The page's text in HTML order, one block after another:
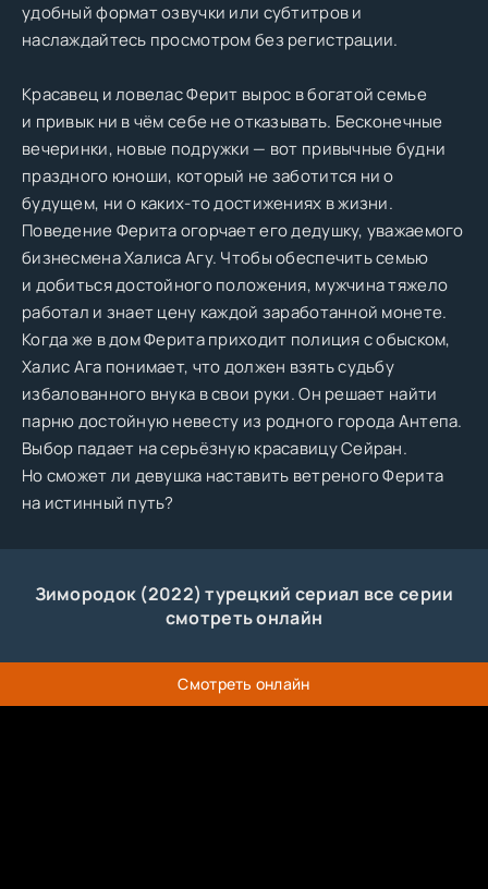
удобный формат озвучки или субтитров и
наслаждайтесь просмотром без регистрации.
Красавец и ловелас Ферит вырос в богатой семье
и привык ни в чём себе не отказывать. Бесконечные
вечеринки, новые подружки — вот привычные будни
праздного юноши, который не заботится ни о
будущем, ни о каких-то достижениях в жизни.
Поведение Ферита огорчает его дедушку, уважаемого
бизнесмена Халиса Агу. Чтобы обеспечить семью
и добиться достойного положения, мужчина тяжело
работал и знает цену каждой заработанной монете.
Когда же в дом Ферита приходит полиция с обыском,
Халис Ага понимает, что должен взять судьбу
избалованного внука в свои руки. Он решает найти
парню достойную невесту из родного города Антепа.
Выбор падает на серьёзную красавицу Сейран.
Но сможет ли девушка наставить ветреного Ферита
на истинный путь?
Зимородок (2022) турецкий сериал все серии
смотреть онлайн
Смотреть онлайн